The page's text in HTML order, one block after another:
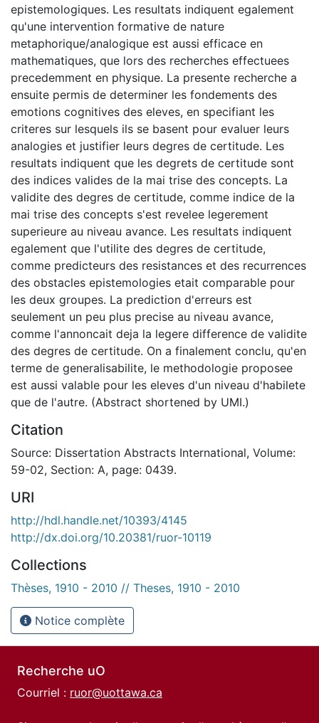
epistemologiques. Les resultats indiquent egalement
qu'une intervention formative de nature
metaphorique/analogique est aussi efficace en
mathematiques, que lors des recherches effectuees
precedemment en physique. La presente recherche a
ensuite permis de determiner les fondements des
emotions cognitives des eleves, en specifiant les
criteres sur lesquels ils se basent pour evaluer leurs
analogies et justifier leurs degres de certitude. Les
resultats indiquent que les degrets de certitude sont
des indices valides de la mai trise des concepts. La
validite des degres de certitude, comme indice de la
mai trise des concepts s'est revelee legerement
superieure au niveau avance. Les resultats indiquent
egalement que l'utilite des degres de certitude,
comme predicteurs des resistances et des recurrences
des obstacles epistemologies etait comparable pour
les deux groupes. La prediction d'erreurs est
seulement un peu plus precise au niveau avance,
comme l'annoncait deja la legere difference de validite
des degres de certitude. On a finalement conclu, qu'en
terme de generalisabilite, le methodologie proposee
est aussi valable pour les eleves d'un niveau d'habilete
que de l'autre. (Abstract shortened by UMI.)
Citation
Source: Dissertation Abstracts International, Volume:
59-02, Section: A, page: 0439.
URI
http://hdl.handle.net/10393/4145
http://dx.doi.org/10.20381/ruor-10119
Collections
Thèses, 1910 - 2010 // Theses, 1910 - 2010
Notice complète
Recherche uO
Courriel : ruor@uottawa.ca